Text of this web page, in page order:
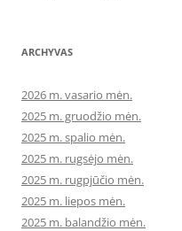
ARCHYVAS
2026 m. vasario mėn.
2025 m. gruodžio mėn.
2025 m. spalio mėn.
2025 m. rugsėjo mėn.
2025 m. rugpjūčio mėn.
2025 m. liepos mėn.
2025 m. balandžio mėn.